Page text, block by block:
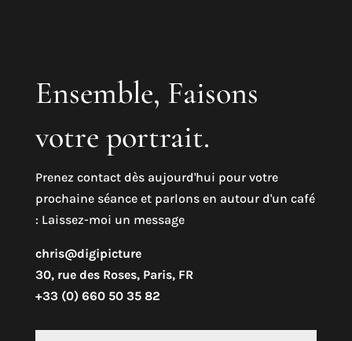
Ensemble, Faisons
votre portrait.
Prenez contact dès aujourd'hui pour votre
prochaine séance et parlons en autour d'un café
: Laissez-moi un message
chris@digipicture
30, rue des Roses, Paris, FR
+33 (0) 660 50 35 82